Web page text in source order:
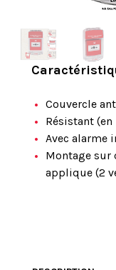
Couvercle
Résistant
Avec alarme
Montage sur
applique (2